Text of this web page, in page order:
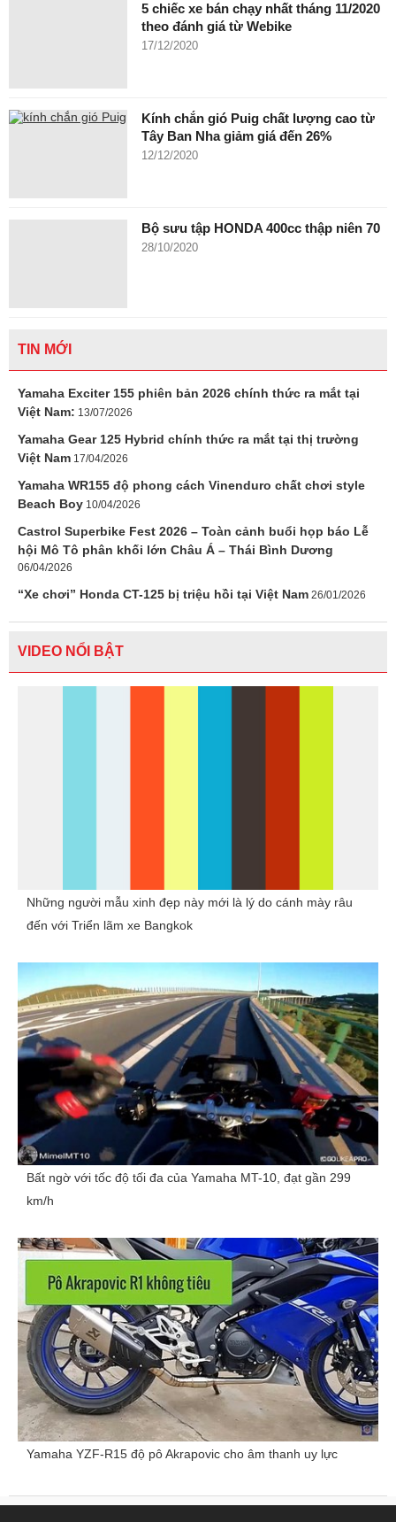
5 chiếc xe bán chạy nhất tháng 11/2020
theo đánh giá từ Webike
17/12/2020
Kính chắn gió Puig chất lượng cao từ
Tây Ban Nha giảm giá đến 26%
12/12/2020
Bộ sưu tập HONDA 400cc thập niên 70
28/10/2020
TIN MỚI
Yamaha Exciter 155 phiên bản 2026 chính thức ra mắt tại
Việt Nam: 13/07/2026
Yamaha Gear 125 Hybrid chính thức ra mắt tại thị trường
Việt Nam 17/04/2026
Yamaha WR155 độ phong cách Vinenduro chất chơi style
Beach Boy 10/04/2026
Castrol Superbike Fest 2026 – Toàn cảnh buổi họp báo Lễ
hội Mô Tô phân khối lớn Châu Á – Thái Bình Dương
06/04/2026
“Xe chơi” Honda CT-125 bị triệu hồi tại Việt Nam 26/01/2026
VIDEO NỔI BẬT
Những người mẫu xinh đẹp này mới là lý do cánh mày râu
đến với Triển lãm xe Bangkok
Bất ngờ với tốc độ tối đa của Yamaha MT-10, đạt gần 299
km/h
Yamaha YZF-R15 độ pô Akrapovic cho âm thanh uy lực